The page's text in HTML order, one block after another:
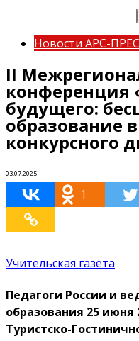
Новости АРС-
II
конференция
будущего:
образование
конкурсного
03.07.2025
1
Учительская газета
Педагоги России и
образования 25 июня
Туристско-